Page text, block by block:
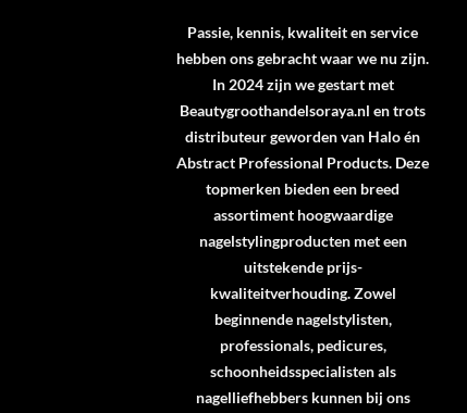
Passie, kennis, kwaliteit en service
hebben ons gebracht waar we nu zijn.
In 2024 zijn we gestart met
Beautygroothandelsoraya.nl en trots
distributeur geworden van Haloén
Abstract Professional Products. Deze
topmerken bieden een breed
assortiment hoogwaardige
nagelstylingproducten met een
uitstekende prijs-
kwaliteitverhouding. Zowel
beginnende nagelstylisten,
professionals, pedicures,
schoonheidsspecialisten als
nagelliefhebbers kunnen bij ons